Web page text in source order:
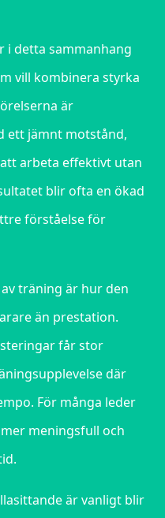
i detta sammanhang
vill kombinera styrka
är
ett jämnt motstånd,
arbeta effektivt utan
blir ofta en ökad
förståelse för
träning är hur den
än prestation.
får stor
där
För många leder
meningsfull och
är vanligt blir